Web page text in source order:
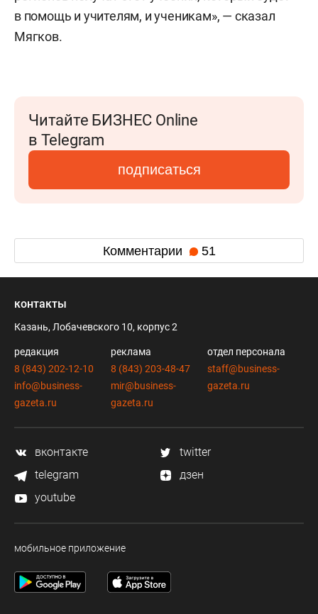
в помощь и учителям, и ученикам», — сказал
Мягков.
Читайте БИЗНЕС Online
в Telegram
подписаться
Комментарии 51
контакты
Казань, Лобачевского 10, корпус 2
редакция
8 (843) 202-12-10
info@business-
gazeta.ru
реклама
8 (843) 203-48-47
mir@business-
gazeta.ru
отдел персонала
staff@business-
gazeta.ru
вконтакте
twitter
telegram
дзен
youtube
мобильное приложение